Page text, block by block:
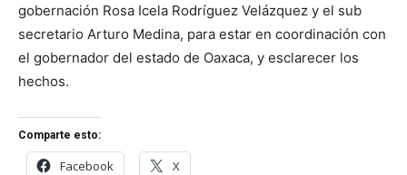
gobernación Rosa Icela Rodríguez Velázquez y el sub
secretario Arturo Medina, para estar en coordinación con
el gobernador del estado de Oaxaca, y esclarecer los
hechos.
Comparte esto:
Facebook X